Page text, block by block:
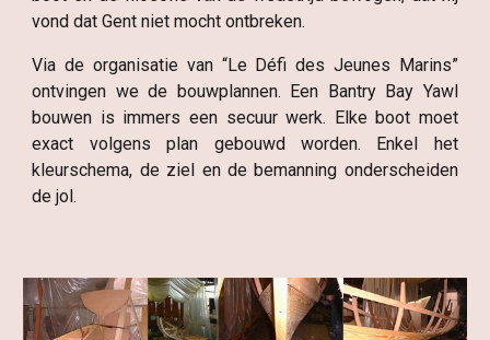
vond dat Gent niet mocht ontbreken.
Via de organisatie van “Le Défi des Jeunes Marins”
ontvingen we de bouwplannen. Een Bantry Bay Yawl
bouwen is immers een secuur werk. Elke boot moet
exact volgens plan gebouwd worden. Enkel het
kleurschema, de ziel en de bemanning onderscheiden
de jol.